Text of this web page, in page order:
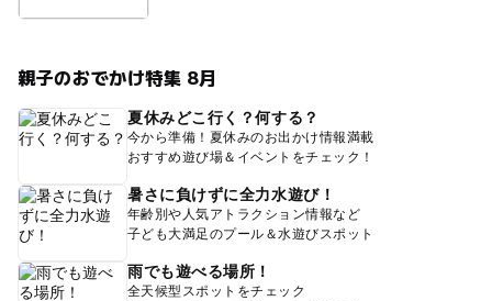
親子のおでかけ特集 8月
夏休みどこ行く？何する？
今から準備！夏休みのお出かけ情報満載
おすすめ遊び場＆イベントをチェック！
暑さに負けずに全力水遊び！
年齢別や人気アトラクション情報など
子ども大満足のプール＆水遊びスポット
雨でも遊べる場所！
全天候型スポットをチェック